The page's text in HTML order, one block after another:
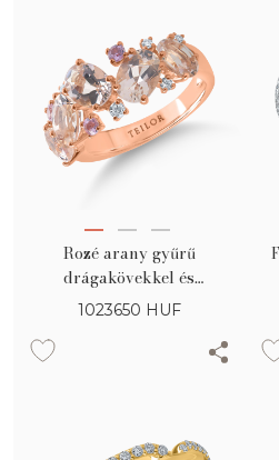
Rozé arany gyűrű
drágakövekkel és
féldrágakövekkel 3.1ct
1023650 HUF